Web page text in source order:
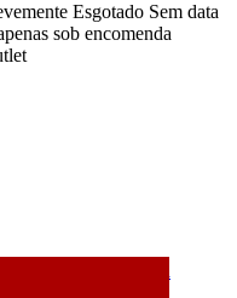
Esgotado Sem data
sob encomenda